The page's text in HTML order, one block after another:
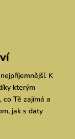
K
kterým
co Tě zajímá a
jak s daty